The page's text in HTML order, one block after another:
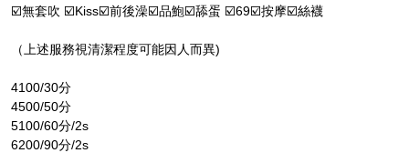
☑️無套吹 ☑️Kiss☑️前後澡☑️品鮑☑️舔蛋 ☑️69☑️按摩☑️絲襪
（上述服務視清潔程度可能因人而異)
4100/30分
4500/50分
5100/60分/2s
6200/90分/2s